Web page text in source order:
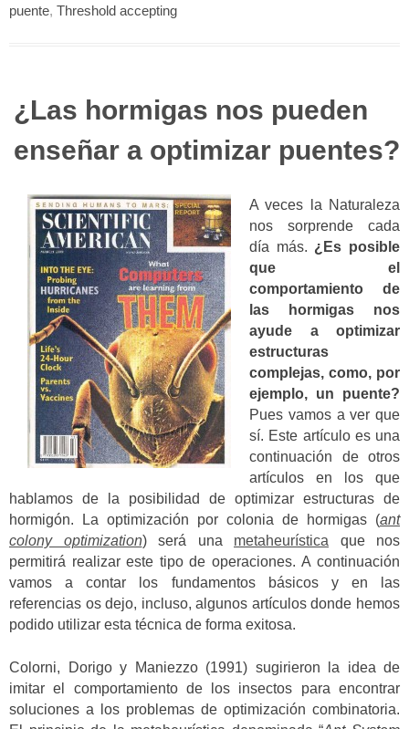
puente, Threshold accepting
¿Las hormigas nos pueden
enseñar a optimizar puentes?
A veces la Naturaleza
nos sorprende cada
día más. ¿Es posible
que el
comportamiento de
las hormigas nos
ayude a optimizar
estructuras
complejas, como, por
ejemplo, un puente?
Pues vamos a ver que
sí. Este artículo es una
continuación de otros
artículos en los que
hablamos de la posibilidad de optimizar estructuras de
hormigón.
La optimización por colonia de hormigas (ant
colony optimization) será una metaheurística que nos
permitirá realizar este tipo de operaciones. A continuación
vamos a contar los fundamentos básicos y en las
referencias os dejo, incluso, algunos artículos donde hemos
podido utilizar esta técnica de forma exitosa.
Colorni, Dorigo y Maniezzo (1991) sugirieron la idea de
imitar el comportamiento de los insectos para encontrar
soluciones a los problemas de optimización combinatoria.